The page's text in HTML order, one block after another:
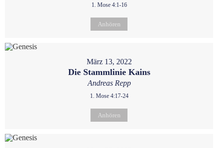
1. Mose 4:1-16
Anhören
März 13, 2022
Die Stammlinie Kains
Andreas Repp
1. Mose 4:17-24
Anhören